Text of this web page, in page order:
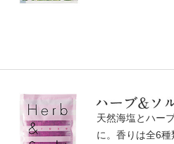
天然海塩とハー
に。⾹りは全6